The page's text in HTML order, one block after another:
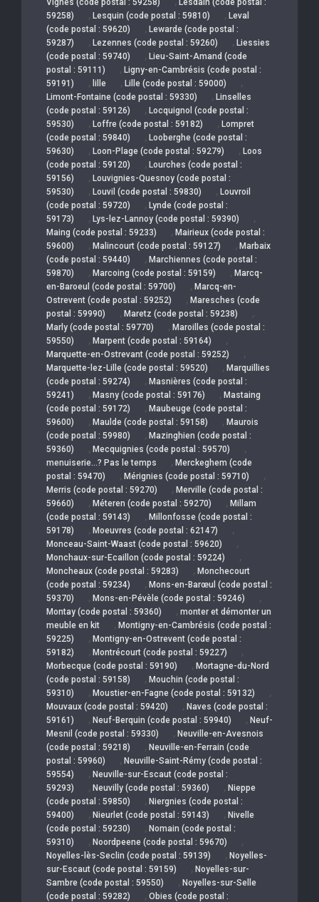
59258)
, Lesquin (code postal : 59810) , Leval
(code postal : 59620)
, Lewarde (code postal :
59287)
, Lezennes (code postal : 59260) , Liessies
(code postal : 59740)
, Lieu-Saint-Amand (code
postal : 59111)
, Ligny-en-Cambrésis (code postal :
59191)
, lille , Lille (code postal : 59000) ,
Limont-Fontaine (code postal : 59330) , Linselles
(code postal : 59126)
, Locquignol (code postal :
59530)
, Loffre (code postal : 59182) , Lompret
(code postal : 59840)
, Looberghe (code postal :
59630)
, Loon-Plage (code postal : 59279) , Loos
(code postal : 59120)
, Lourches (code postal :
59156)
, Louvignies-Quesnoy (code postal :
59530)
, Louvil (code postal : 59830) , Louvroil
(code postal : 59720)
, Lynde (code postal :
59173)
, Lys-lez-Lannoy (code postal : 59390) ,
Maing (code postal : 59233) , Mairieux (code postal :
59600)
, Malincourt (code postal : 59127) , Marbaix
(code postal : 59440)
, Marchiennes (code postal :
59870)
, Marcoing (code postal : 59159) , Marcq-
en-Baroeul (code postal : 59700)
, Marcq-en-
Ostrevent (code postal : 59252)
, Maresches (code
postal : 59990)
, Maretz (code postal : 59238) ,
Marly (code postal : 59770) , Maroilles (code postal :
59550)
, Marpent (code postal : 59164) ,
Marquette-en-Ostrevant (code postal : 59252) ,
Marquette-lez-Lille (code postal : 59520) , Marquillies
(code postal : 59274)
, Masnières (code postal :
59241)
, Masny (code postal : 59176) , Mastaing
(code postal : 59172)
, Maubeuge (code postal :
59600)
, Maulde (code postal : 59158) , Maurois
(code postal : 59980)
, Mazinghien (code postal :
59360)
, Mecquignies (code postal : 59570) ,
menuiserie…? Pas le temps , Merckeghem (code
postal : 59470)
, Mérignies (code postal : 59710) ,
Merris (code postal : 59270) , Merville (code postal :
59660)
, Méteren (code postal : 59270) , Millam
(code postal : 59143)
, Millonfosse (code postal :
59178)
, Moeuvres (code postal : 62147) ,
Monceau-Saint-Waast (code postal : 59620) ,
Monchaux-sur-Ecaillon (code postal : 59224) ,
Moncheaux (code postal : 59283) , Monchecourt
(code postal : 59234)
, Mons-en-Barœul (code postal :
59370)
, Mons-en-Pévèle (code postal : 59246) ,
Montay (code postal : 59360) , monter et démonter un
meuble en kit
, Montigny-en-Cambrésis (code postal :
59225)
, Montigny-en-Ostrevent (code postal :
59182)
, Montrécourt (code postal : 59227) ,
Morbecque (code postal : 59190) , Mortagne-du-Nord
(code postal : 59158)
, Mouchin (code postal :
59310)
, Moustier-en-Fagne (code postal : 59132) ,
Mouvaux (code postal : 59420) , Naves (code postal :
59161)
, Neuf-Berquin (code postal : 59940) , Neuf-
Mesnil (code postal : 59330)
, Neuville-en-Avesnois
(code postal : 59218)
, Neuville-en-Ferrain (code
postal : 59960)
, Neuville-Saint-Rémy (code postal :
59554)
, Neuville-sur-Escaut (code postal :
59293)
, Neuvilly (code postal : 59360) , Nieppe
(code postal : 59850)
, Niergnies (code postal :
59400)
, Nieurlet (code postal : 59143) , Nivelle
(code postal : 59230)
, Nomain (code postal :
59310)
, Noordpeene (code postal : 59670) ,
Noyelles-lès-Seclin (code postal : 59139) , Noyelles-
sur-Escaut (code postal : 59159)
, Noyelles-sur-
Sambre (code postal : 59550)
, Noyelles-sur-Selle
(code postal : 59282)
, Obies (code postal :